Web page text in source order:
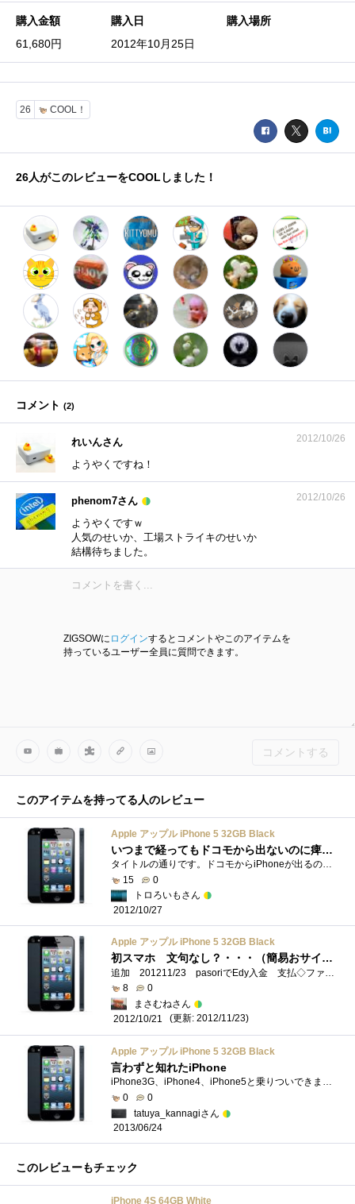
購入金額
61,680円
購入日
2012年10月25日
購入場所
26 COOL！
26人がこのレビューをCOOLしました！
コメント (2)
れいんさん 2012/10/26
ようやくですね！
phenom7さん 2012/10/26
ようやくですｗ
人気のせいか、工場ストライキのせいか
結構待ちました。
ZIGSOWに ログインするとコメントやこのアイテムを
持っているユーザー全員に質問できます。
コメントする
このアイテムを持ってる人のレビュー
Apple アップル iPhone 5 32GB Black
いつまで経ってもドコモから出ないのに痺れを切らして初iPhoneはau版を購入しました
タイトルの通りです。ドコモからiPhoneが出るのを待っていたのですが、いつまで経っても出ないし、使ってるスマホ（もっさりで評判悪いT-01C。た...
15
0
トロろいもさん
2012/10/27
Apple アップル iPhone 5 32GB Black
初スマホ 文句なし？・・・（簡易おサイフ化！）
8
0
まさむねさん
2012/10/21
(更新: 2012/11/23)
Apple アップル iPhone 5 32GB Black
言わずと知れたiPhone
iPhone3G、iPhone4、iPhone5と乗りついできました。Androidもバージョンを重ね、iPhoneでしかできないということは減りました。というかほぼありません。...
0
0
tatuya_kannagiさん
2013/06/24
このレビューもチェック
iPhone 4S 64GB White